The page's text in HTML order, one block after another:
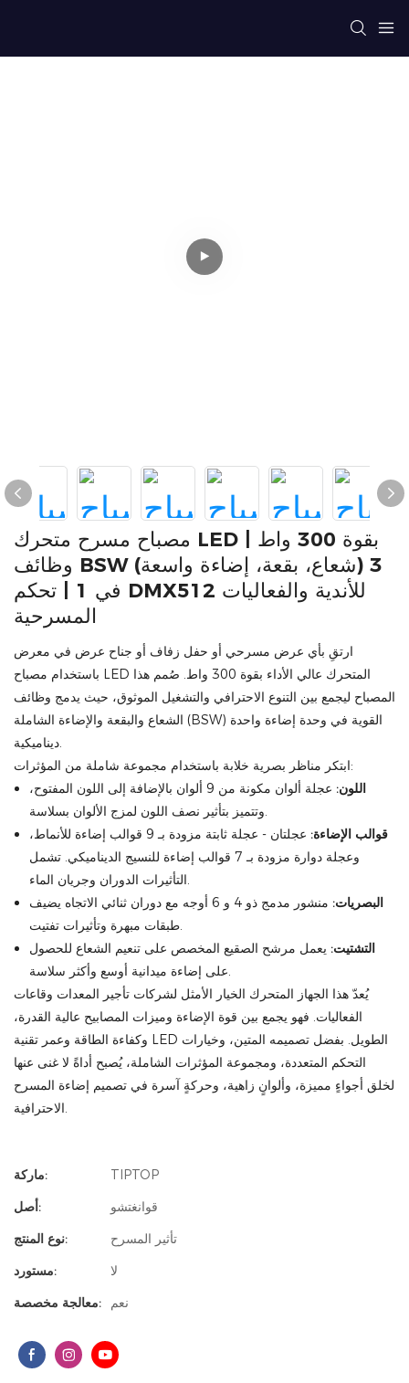
مصباح مسرح متحرك LED بقوة 300 واط |
وظائف BSW (شعاع، بقعة، إضاءة واسعة) 3
في 1 | تحكم DMX512 للأندية والفعاليات
المسرحية
ارتقِ بأي عرض مسرحي أو حفل زفاف أو جناح عرض في معرض
باستخدام مصباح LED المتحرك عالي الأداء بقوة 300 واط. صُمم هذا
المصباح ليجمع بين التنوع الاحترافي والتشغيل الموثوق، حيث يدمج وظائف
الشعاع والبقعة والإضاءة الشاملة (BSW) القوية في وحدة إضاءة واحدة
ديناميكية.
ابتكر مناظر بصرية خلابة باستخدام مجموعة شاملة من المؤثرات:
اللون:
عجلة ألوان مكونة من 9 ألوان بالإضافة إلى اللون المفتوح،
وتتميز بتأثير نصف اللون لمزج الألوان بسلاسة.
قوالب الإضاءة:
عجلتان - عجلة ثابتة مزودة بـ 9 قوالب إضاءة للأنماط،
وعجلة دوارة مزودة بـ 7 قوالب إضاءة للنسيج الديناميكي. تشمل
التأثيرات الدوران وجريان الماء.
البصريات:
منشور مدمج ذو 4 و 6 أوجه مع دوران ثنائي الاتجاه يضيف
طبقات مبهرة وتأثيرات تفتيت.
التشتيت: يعمل مرشح الصقيع المخصص على تنعيم الشعاع للحصول
على إضاءة ميدانية أوسع وأكثر سلاسة.
يُعدّ هذا الجهاز المتحرك الخيار الأمثل لشركات تأجير المعدات وقاعات
الفعاليات. فهو يجمع بين قوة الإضاءة وميزات المصابيح عالية القدرة،
وكفاءة الطاقة وعمر تقنية LED الطويل. بفضل تصميمه المتين، وخيارات
التحكم المتعددة، ومجموعة المؤثرات الشاملة، يُصبح أداةً لا غنى عنها
لخلق أجواءٍ مميزة، وألوانٍ زاهية، وحركةٍ آسرة في تصميم إضاءة المسرح
الاحترافية.
ماركة:
TIPTOP
أصل:
قوانغتشو
نوع المنتج:
تأثير المسرح
مستورد:
لا
معالجة مخصصة:
نعم